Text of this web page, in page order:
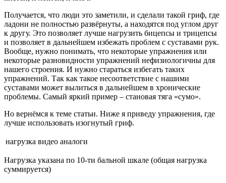
Получается, что люди это заметили, и сделали такой гриф, где
ладони не полностью развёрнуты, а находятся под углом друг
к другу. Это позволяет лучше нагрузить бицепсы и трицепсы
и позволяет в дальнейшем избежать проблем с суставами рук.
Вообще, нужно понимать, что некоторые упражнения или
некоторые разновидности упражнений нефизиологичны для
нашего строения. И нужно стараться избегать таких
упражнений. Так как такое несоответствие с нашими
суставами может вылиться в дальнейшем в хронические
проблемы. Самый яркий пример – становая тяга «сумо».
Но вернёмся к теме статьи. Ниже я приведу упражнения, где
лучше использовать изогнутый гриф.
нагрузка видео аналоги
Нагрузка указана по 10-ти бальной шкале (общая нагрузка
суммируется)